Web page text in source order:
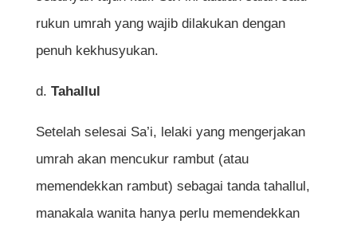
rukun umrah yang wajib dilakukan dengan
penuh kekhusyukan.
d. Tahallul
Setelah selesai Sa’i, lelaki yang mengerjakan
umrah akan mencukur rambut (atau
memendekkan rambut) sebagai tanda tahallul,
manakala wanita hanya perlu memendekkan